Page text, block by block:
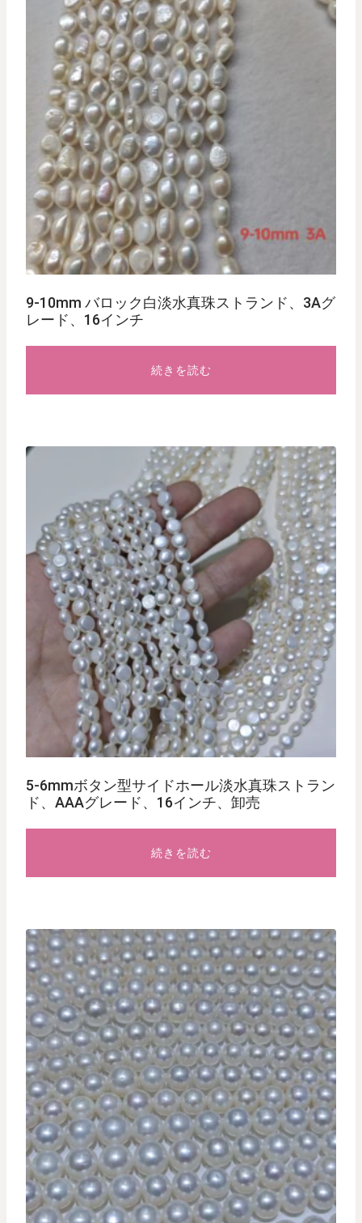
9-10mm バロック白淡水真珠ストランド、3Aグ
レード、16インチ
続きを読む
5-6mmボタン型サイドホール淡水真珠ストラン
ド、AAAグレード、16インチ、卸売
続きを読む